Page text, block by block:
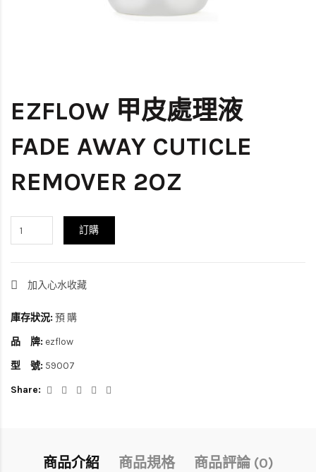
EZFLOW 甲皮處理液
FADE AWAY CUTICLE
REMOVER 2OZ
訂購
加入心水收藏
庫存狀況: 預 購
品 牌: ezflow
型 號: 59007
Share:
商品介紹 商品規格 商品評論 (0)